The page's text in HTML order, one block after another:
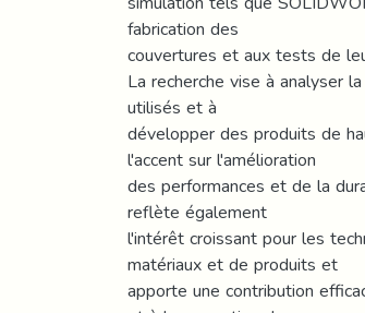
fabrication des
couvertures et aux tests de
La recherche vise à analyser
utilisés et à
développer des produits de
l'accent sur l'amélioration
des performances et de la
reflète également
l'intérêt croissant pour les
matériaux et de produits et
apporte une contribution